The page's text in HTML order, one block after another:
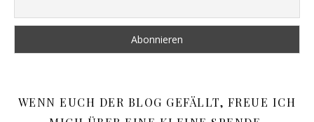
WENN EUCH DER BLOG GEFÄLLT, FREUE ICH